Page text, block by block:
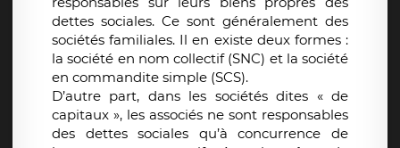
dettes sociales. Ce sont généralement des
sociétés familiales. Il en existe deux formes :
la société en nom collectif (SNC) et la société
en commandite simple (SCS).
D’autre part, dans les sociétés dites « de
capitaux », les associés ne sont responsables
des dettes sociales qu’à concurrence de